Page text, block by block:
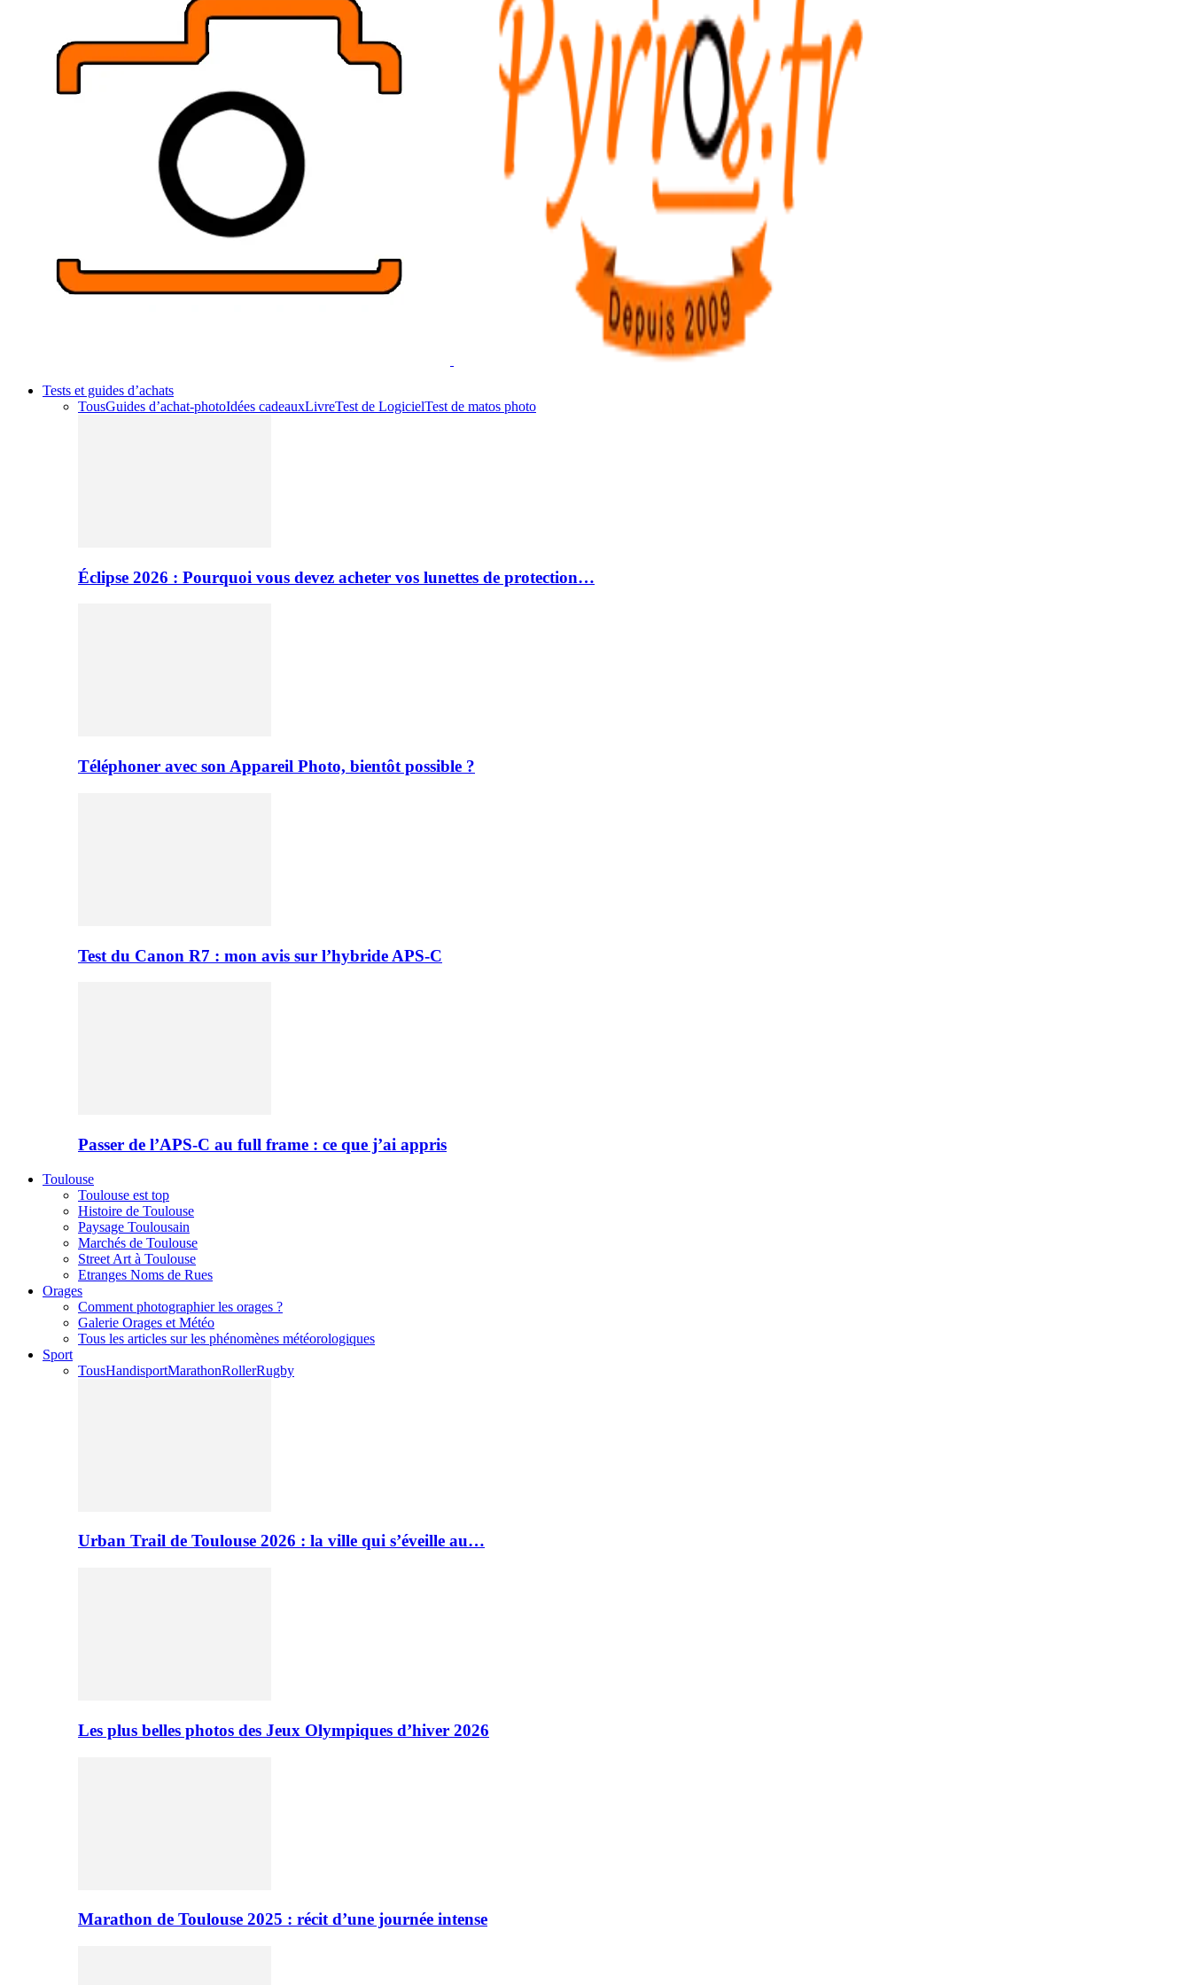
Tests et guides d’achats
TousGuides d’achat-photoIdées cadeauxLivreTest de LogicielTest de matos photo
Éclipse 2026 : Pourquoi vous devez acheter vos lunettes de protection…
Téléphoner avec son Appareil Photo, bientôt possible ?
Test du Canon R7 : mon avis sur l’hybride APS-C
Passer de l’APS-C au full frame : ce que j’ai appris
Toulouse
Toulouse est top
Histoire de Toulouse
Paysage Toulousain
Marchés de Toulouse
Street Art à Toulouse
Etranges Noms de Rues
Orages
Comment photographier les orages ?
Galerie Orages et Météo
Tous les articles sur les phénomènes météorologiques
Sport
TousHandisportMarathonRollerRugby
Urban Trail de Toulouse 2026 : la ville qui s’éveille au…
Les plus belles photos des Jeux Olympiques d’hiver 2026
Marathon de Toulouse 2025 : récit d’une journée intense